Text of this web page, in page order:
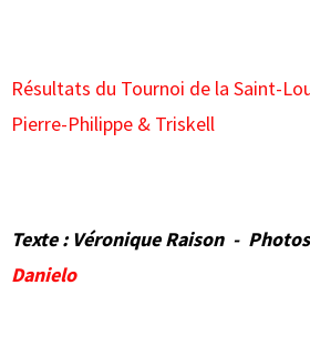
Résultats du Tournoi de la Saint-
Pierre-Philippe & Triskell
Texte : Véronique Raison -
Danielo